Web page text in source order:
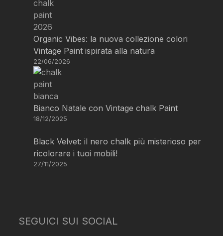
Organic Vibes: la nuova collezione colori
Vintage Paint ispirata alla natura
22/06/2026
Bianco Natale con Vintage chalk Paint
18/12/2025
Black Velvet: il nero chalk più misterioso per
ricolorare i tuoi mobili!
27/11/2025
SEGUICI SUI SOCIAL